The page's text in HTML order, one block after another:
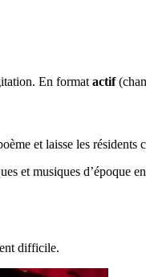
En format actif
et laisse les
et musiques d’époque
difficile.